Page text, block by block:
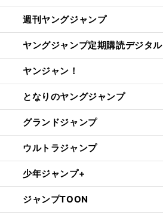
週刊ヤングジャンプ
ヤングジャンプ定期購読デジタル
ヤンジャン！
となりのヤングジャンプ
グランドジャンプ
ウルトラジャンプ
少年ジャンプ+
ジャンプTOON